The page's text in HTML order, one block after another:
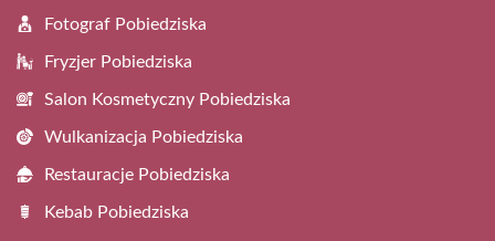
Fotograf Pobiedziska
Fryzjer Pobiedziska
Salon Kosmetyczny Pobiedziska
Wulkanizacja Pobiedziska
Restauracje Pobiedziska
Kebab Pobiedziska